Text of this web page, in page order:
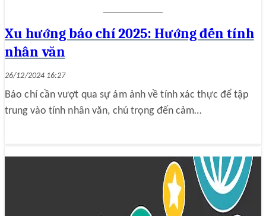
Xu hướng báo chí 2025: Hướng đến tính
nhân văn
26/12/2024 16:27
Báo chí cần vượt qua sự ám ảnh về tính xác thực để tập
trung vào tính nhân văn, chú trọng đến cảm…